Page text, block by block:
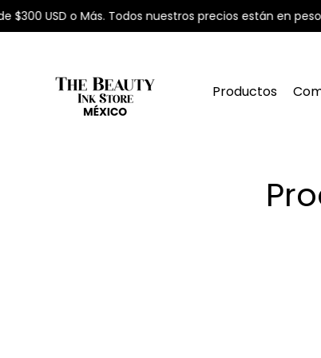
USD o Más. Todos nuestros precios están en pesos.
Productos